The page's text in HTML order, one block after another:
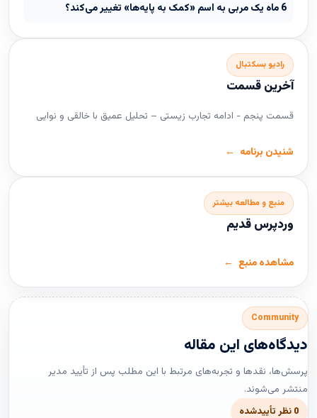
6 ماه یک مربی به اسم «کمک به پایه‌ها» تغییر می‌کند؟
رادیو بسکتبال
آخرین قسمت
قسمت پنجم - ادامه تجارب زیستی – تحلیل عمیق با خالقی و نوایی
شنیدن برنامه
منبع و مطالعه بیشتر
وردپرس قدیم
مشاهده منبع
Community
دیدگاه‌های این مقاله
پرسش‌ها، نقدها و تجربه‌های مرتبط با این مطلب پس از تأیید مدیر
منتشر می‌شوند.
0 نظر تأییدشده